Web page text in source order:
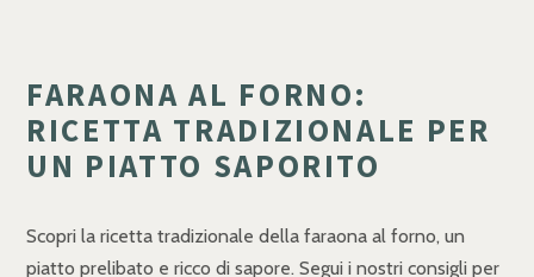
FARAONA AL FORNO:
RICETTA TRADIZIONALE PER
UN PIATTO SAPORITO
Scopri la ricetta tradizionale della faraona al forno, un
piatto prelibato e ricco di sapore. Segui i nostri consigli per